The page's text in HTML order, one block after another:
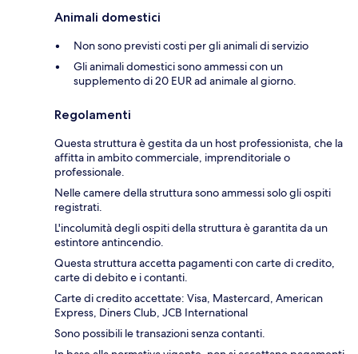
Animali domestici
Non sono previsti costi per gli animali di servizio
Gli animali domestici sono ammessi con un
supplemento di 20 EUR ad animale al giorno.
Regolamenti
Questa struttura è gestita da un host professionista, che la
affitta in ambito commerciale, imprenditoriale o
professionale.
Nelle camere della struttura sono ammessi solo gli ospiti
registrati.
L'incolumità degli ospiti della struttura è garantita da un
estintore antincendio.
Questa struttura accetta pagamenti con carte di credito,
carte di debito e i contanti.
Carte di credito accettate: Visa, Mastercard, American
Express, Diners Club, JCB International
Sono possibili le transazioni senza contanti.